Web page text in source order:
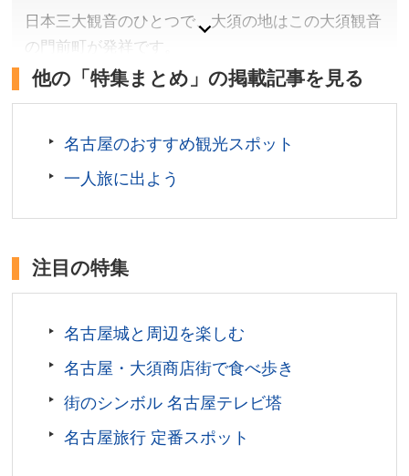
い。
所在地／愛知県名古屋市中区栄二丁目17番1号(芸術と
お問い合わせ／052-201-4486(名古屋市科学館)
名古屋市科学館 公式サイト
日本三大観音のひとつで、大須の地はこの大須観音
の門前町が発祥です。
愛知県名古屋市
拝観時間／6:00〜19:00
アクセス／地下鉄鶴舞線 大須観音駅(2番出口)よりす
お問い合わせ／052-231-6525(大須観音)
他の「特集まとめ」の掲載記事を見る
名古屋のおすすめ観光スポット
一人旅に出よう
注目の特集
名古屋城と周辺を楽しむ
名古屋・大須商店街で食べ歩き
街のシンボル 名古屋テレビ塔
名古屋旅行 定番スポット